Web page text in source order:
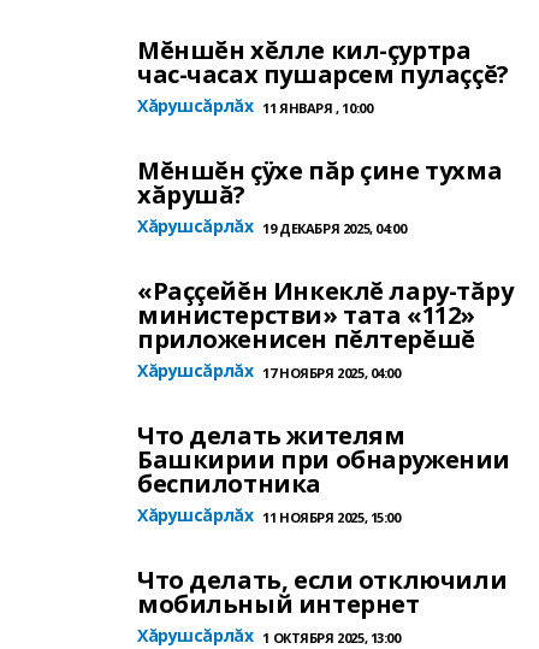
Мĕншĕн хĕлле кил-çуртра
час-часах пушарсем пулаççĕ?
Хăрушсăрлăх 11 ЯНВАРЯ , 10:00
Мĕншĕн çÿхе пăр çине тухма
хăрушă?
Хăрушсăрлăх 19 ДЕКАБРЯ 2025, 04:00
«Раççейĕн Инкеклĕ лару-тăру
министерстви» тата «112»
приложенисен пĕлтерĕшĕ
Хăрушсăрлăх 17 НОЯБРЯ 2025, 04:00
Что делать жителям
Башкирии при обнаружении
беспилотника
Хăрушсăрлăх 11 НОЯБРЯ 2025, 15:00
Что делать, если отключили
мобильный интернет
Хăрушсăрлăх 1 ОКТЯБРЯ 2025, 13:00